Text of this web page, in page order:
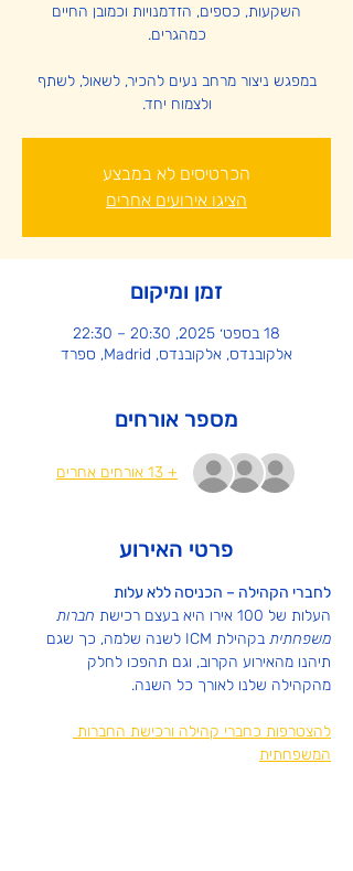
השקעות, כספים, הזדמנויות וכמובן החיים
במפגש ניצור מרחב נעים להכיר, לשאול, לשתף
ולצמוח יחד.
הכרטיסים לא במבצע
הציגו אירועים אחרים
זמן ומיקום
18 בספט׳ 2025, 20:30 – 22:30
אלקובנדס, אלקובנדס, Madrid, ספרד
מספר אורחים
+ 13 אורחים אחרים
פרטי האירוע
לחברי הקהילה – הכניסה ללא עלות
העלות של 100 אירו היא בעצם רכישת
חברות
משפחתית
בקהילת ICM לשנה שלמה, כך שגם
תיהנו מהאירוע הקרוב, וגם תהפכו לחלק
מהקהילה שלנו לאורך כל השנה.
להצטרפות כחברי קהילה ורכישת החברות
המשפחתית